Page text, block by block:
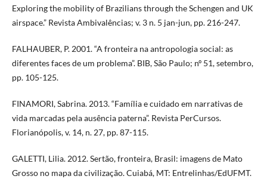
Exploring the mobility of Brazilians through the Schengen and UK
airspace.” Revista Ambivalências; v. 3 n. 5 jan-jun, pp. 216-247.
FALHAUBER, P. 2001. “A fronteira na antropologia social: as
diferentes faces de um problema”. BIB, São Paulo; nº 51, setembro,
pp. 105-125.
FINAMORI, Sabrina. 2013. “Família e cuidado em narrativas de
vida marcadas pela ausência paterna”. Revista PerCursos.
Florianópolis, v. 14, n. 27, pp. 87-115.
GALETTI, Lilia. 2012. Sertão, fronteira, Brasil: imagens de Mato
Grosso no mapa da civilização. Cuiabá, MT: Entrelinhas/EdUFMT.